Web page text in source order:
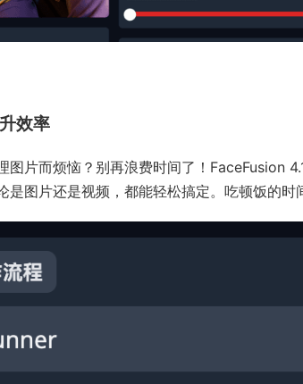
效率
图片而烦恼？别再浪费时间了！FaceFusion
是图片还是视频，都能轻松搞定。吃顿饭的时